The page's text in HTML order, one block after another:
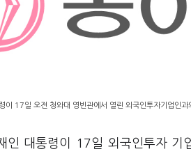
이 17일 오전 청와대 영빈관에서 열린 외국인투자기업인
인 대통령이 17일 외국인투자